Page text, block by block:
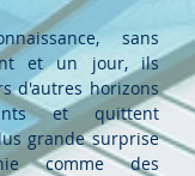
sans
et un jour, ils
d'autres horizons
et quittent
grande surprise
comme des